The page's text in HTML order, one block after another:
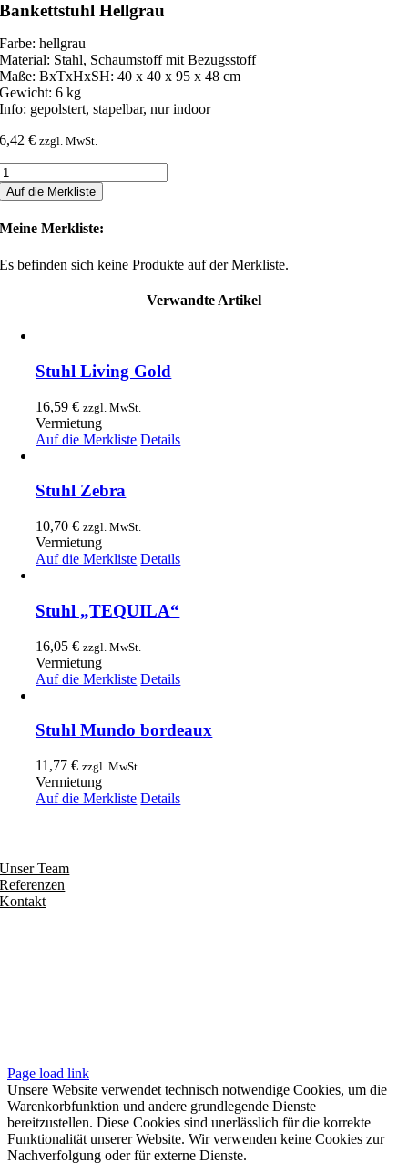
Bankettstuhl Hellgrau
Farbe: hellgrau
Material: Stahl, Schaumstoff mit Bezugsstoff
Maße: BxTxHxSH: 40 x 40 x 95 x 48 cm
Gewicht: 6 kg
Info: gepolstert, stapelbar, nur indoor
6,42€ zzgl. MwSt.
Auf die Merkliste
Meine Merkliste:
Es befinden sich keine Produkte auf der Merkliste.
Verwandte Artikel
Stuhl Living Gold
16,59€ zzgl. MwSt.
Vermietung
Auf die Merkliste Details
Stuhl Zebra
10,70€ zzgl. MwSt.
Vermietung
Auf die Merkliste Details
Stuhl „TEQUILA“
16,05€ zzgl. MwSt.
Vermietung
Auf die Merkliste Details
Stuhl Mundo bordeaux
11,77€ zzgl. MwSt.
Vermietung
Auf die Merkliste Details
Unser Team
Referenzen
Kontakt
Page load link
Unsere Website verwendet technisch notwendige Cookies, um die
Warenkorbfunktion und andere grundlegende Dienste
bereitzustellen. Diese Cookies sind unerlässlich für die korrekte
Funktionalität unserer Website. Wir verwenden keine Cookies zur
Nachverfolgung oder für externe Dienste.